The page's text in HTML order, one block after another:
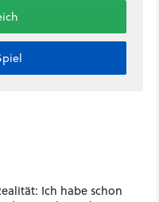
Ich habe schon